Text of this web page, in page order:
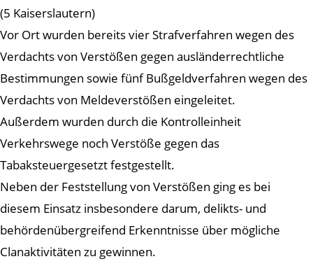
(5 Kaiserslautern)
Vor Ort wurden bereits vier Strafverfahren wegen des
Verdachts von Verstößen gegen ausländerrechtliche
Bestimmungen sowie fünf Bußgeldverfahren wegen des
Verdachts von Meldeverstößen eingeleitet.
Außerdem wurden durch die Kontrolleinheit
Verkehrswege noch Verstöße gegen das
Tabaksteuergesetzt festgestellt.
Neben der Feststellung von Verstößen ging es bei
diesem Einsatz insbesondere darum, delikts- und
behördenübergreifend Erkenntnisse über mögliche
Clanaktivitäten zu gewinnen.